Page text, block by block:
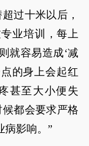
过十米以后，
业培训，每上
就容易造成‘减
的身上会起红
甚至大小便失
都会要求严格
病影响。”